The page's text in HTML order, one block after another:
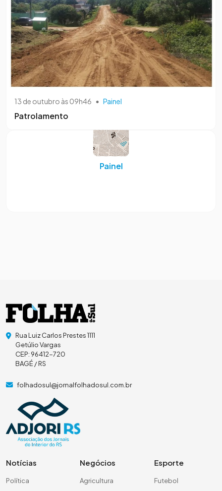
13 de outubro às 09h46 • Painel
Patrolamento
Painel
Rua Luiz Carlos Prestes 1111
Getúlio Vargas
CEP: 96412-720
BAGÉ / RS
folhadosul@jornalfolhadosul.com.br
Notícias
Política
Negócios
Agricultura
Esporte
Futebol